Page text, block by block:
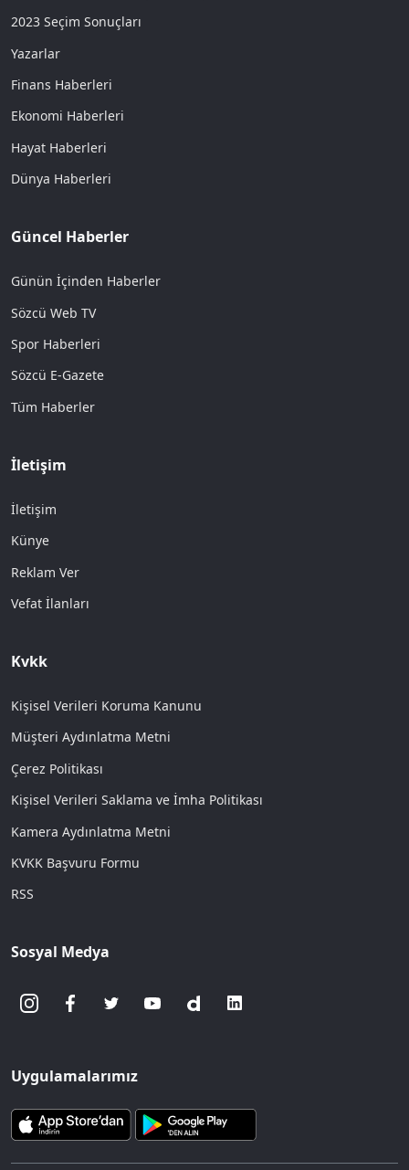
2023 Seçim Sonuçları
Yazarlar
Finans Haberleri
Ekonomi Haberleri
Hayat Haberleri
Dünya Haberleri
Güncel Haberler
Günün İçinden Haberler
Sözcü Web TV
Spor Haberleri
Sözcü E-Gazete
Tüm Haberler
İletişim
İletişim
Künye
Reklam Ver
Vefat İlanları
Kvkk
Kişisel Verileri Koruma Kanunu
Müşteri Aydınlatma Metni
Çerez Politikası
Kişisel Verileri Saklama ve İmha Politikası
Kamera Aydınlatma Metni
KVKK Başvuru Formu
RSS
Sosyal Medya
Uygulamalarımız